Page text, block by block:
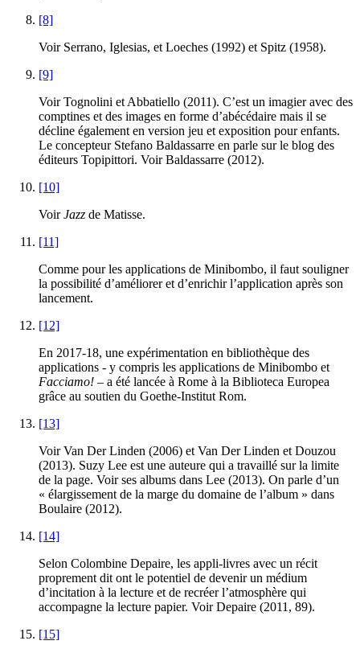
[8]
Voir Serrano, Iglesias, et Loeches (1992) et Spitz (1958).
[9]
Voir Tognolini et Abbatiello (2011). C’est un imagier avec des
comptines et des images en forme d’abécédaire mais il se
décline également en version jeu et exposition pour enfants.
Le concepteur Stefano Baldassarre en parle sur le blog des
éditeurs Topipittori. Voir Baldassarre (2012).
[10]
VoirJazz de Matisse.
[11]
Comme pour les applications de Minibombo, il faut souligner
la possibilité d’améliorer et d’enrichir l’application après son
lancement.
[12]
En 2017-18, une expérimentation en bibliothèque des
applications - y compris les applications de Minibombo et
Facciamo! – a été lancée à Rome à la Biblioteca Europea
grâce au soutien du Goethe-Institut Rom.
[13]
Voir Van Der Linden (2006) et Van Der Linden et Douzou
(2013). Suzy Lee est une auteure qui a travaillé sur la limite
de la page. Voir ses albums dans Lee (2013). On parle d’un
« élargissement de la marge du domaine de l’album » dans
Boulaire (2012).
[14]
Selon Colombine Depaire, les appli-livres avec un récit
proprement dit ont le potentiel de devenir un médium
d’incitation à la lecture et de recréer l’atmosphère qui
accompagne la lecture papier. Voir Depaire (2011, 89).
[15]